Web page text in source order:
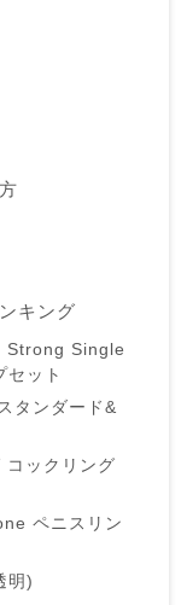
キング
Strong Single
セット
タンダード&
コックリング
ペニスリン
明)